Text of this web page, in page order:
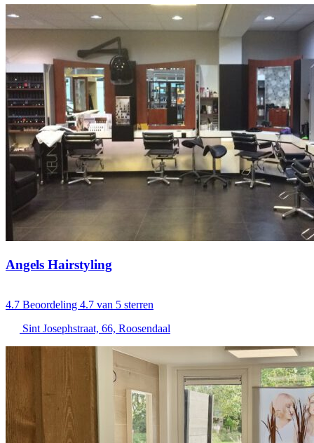
Angels Hairstyling
4.7 Beoordeling 4.7 van 5 sterren
Sint Josephstraat, 66, Roosendaal